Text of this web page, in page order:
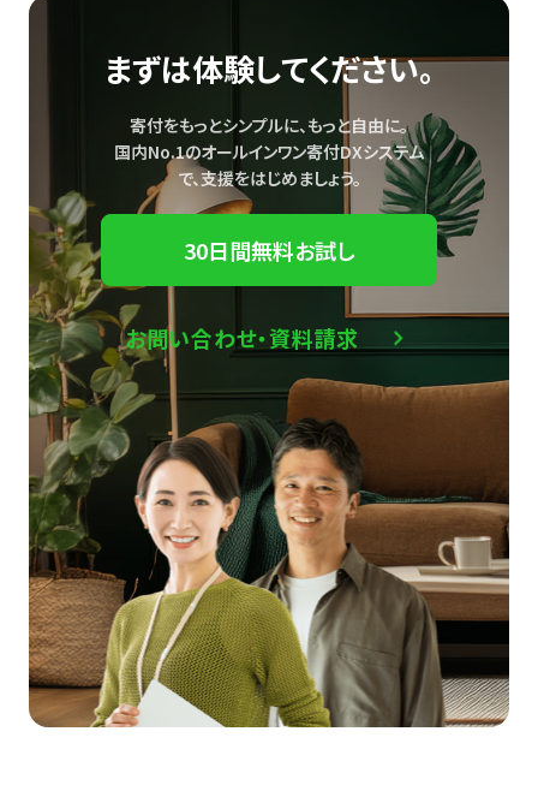
まずは体験してください。
寄付をもっとシンプルに、もっと自由に。
国内No.1のオールインワン寄付DXシステム
で、支援をはじめましょう。
30日間無料お試し
お問い合わせ・資料請求